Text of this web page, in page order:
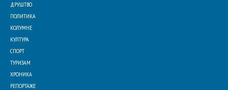
ДРУШТВО
ПОЛИТИКА
КОЛУМНЕ
КУЛТУРА
СПОРТ
ТУРИЗАМ
ХРОНИКА
РЕПОРТАЖЕ